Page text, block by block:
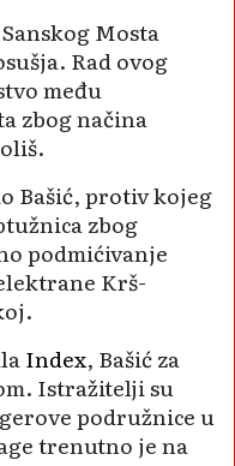
Mosta
Rad ovog
među
zbog načina
Bašić, protiv kojeg
zbog
podmićivanje
Krš-
Index, Bašić za
Istražitelji su
podružnice u
trenutno je na